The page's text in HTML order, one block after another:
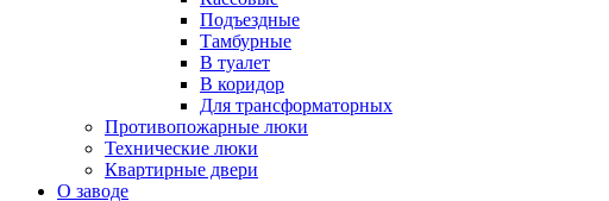
Подъездные
Тамбурные
В туалет
В коридор
Для трансформаторных
Противопожарные люки
Технические люки
Квартирные двери
О заводе